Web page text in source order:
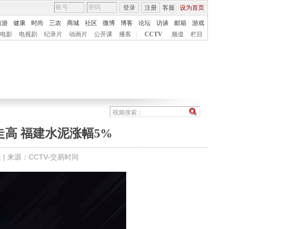
客服 设为首页
登录 注册
游 健康 时尚 三农 商城 社区 微博 博客 论坛 访谈 邮箱
游戏
电影 电视剧 纪录片 动画片 公开课 播客 CCTV 频道 栏目
福建水泥涨幅5%
| 来源：CCTV-交易时间